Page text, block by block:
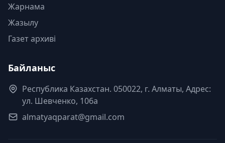
Жарнама
Жазылу
Газет архиві
Байланыс
Республика Казахстан. 050022, г. Алматы, Адрес:
ул. Шевченко, 106а
almatyaqparat@gmail.com